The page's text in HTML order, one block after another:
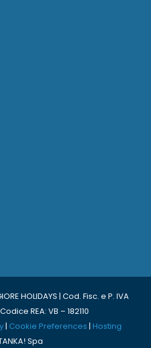
HOLIDAYS | Cod. Fisc. e P. IVA
REA: VB – 182110
| Cookie Preferences | Hosting
Spa